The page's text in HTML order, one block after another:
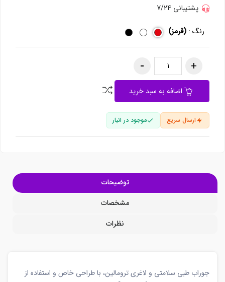
پشتیبانی 7/24
رنگ : (قرمز)
اضافه به سبد خرید
ارسال سریع موجود در انبار
توضیحات
مشخصات
نظرات
جوراب طبی سلامتی و لاغری ترومالین، با طراحی خاص و استفاده از